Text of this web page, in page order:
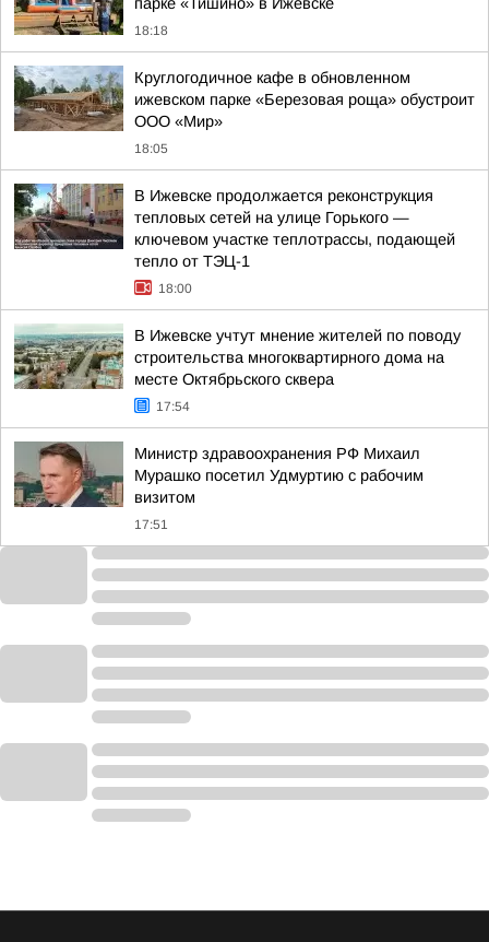
18:18
Круглогодичное кафе в обновленном
ижевском парке «Березовая роща» обустроит
ООО «Мир»
18:05
В Ижевске продолжается реконструкция
тепловых сетей на улице Горького —
ключевом участке теплотрассы, подающей
тепло от ТЭЦ-1
18:00
В Ижевске учтут мнение жителей по поводу
строительства многоквартирного дома на
месте Октябрьского сквера
17:54
Министр здравоохранения РФ Михаил
Мурашко посетил Удмуртию с рабочим
визитом
17:51